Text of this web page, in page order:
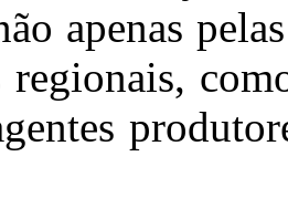
apenas
regionais,